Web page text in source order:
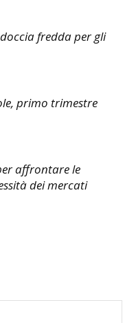
fredda per gli
primo trimestre
affrontare le
dei mercati